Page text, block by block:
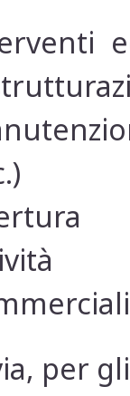
per gli